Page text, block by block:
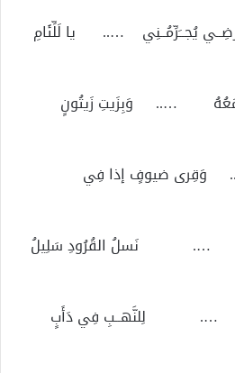
يُجــَرِّمُــنِي ….. يا لَلِّئَامِ
أَجمَعُهُ ….. وَبِزَيتِ زَيتُونٍ
وَقِرى ضيوفٍ إذا فِي
…. نَسلُ القُرُودِ سَلِيلُ
…. لِلنَّهــبِ فِي دَأَبٍ